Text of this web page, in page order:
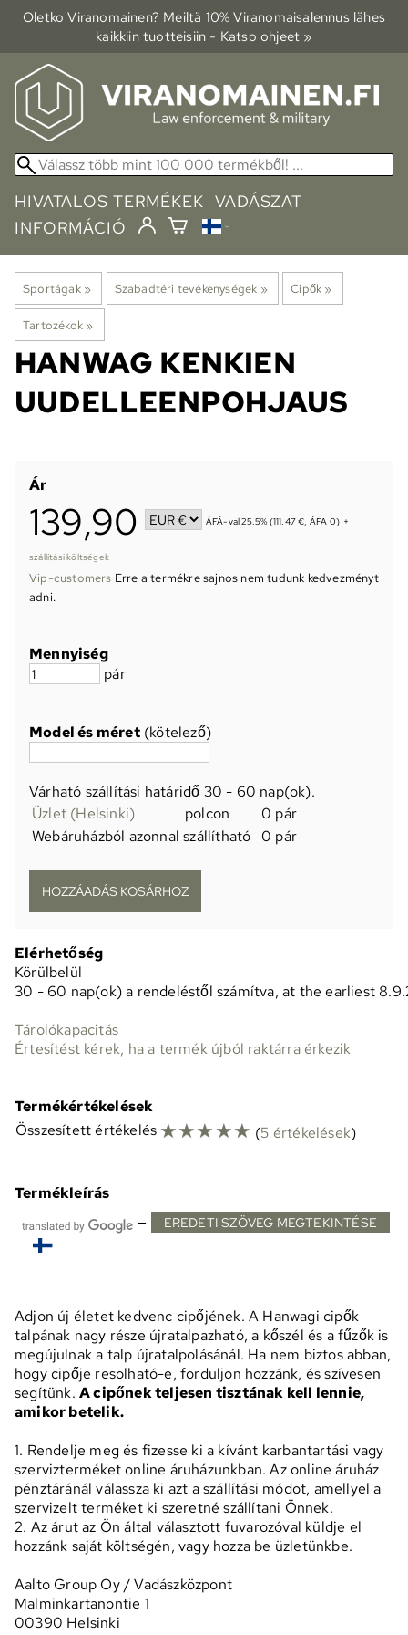
Oletko Viranomainen? Meiltä 10% Viranomais­alennus lähes
kaikkiin tuotteisiin - Katso ohjeet »
HIVATALOS TERMÉKEK VADÁSZAT
INFORMÁCIÓ
Sportágak ‪» Szabadtéri tevékenységek ‪» Cipők ‪»
Tartozékok ‪»
HANWAG KENKIEN
UUDELLEENPOHJAUS
Ár
139,90 ÁFÁ-val 25.5% (111.47 €, ÁFA 0) +
szállítási költségek
Vip-customers Erre a termékre sajnos nem tudunk kedvezményt
adni.
Mennyiség
pár
Model és méret(kötelező)
Várható szállítási határidő 30 - 60 nap(ok).
Üzlet (Helsinki)
polcon
0 pár
Webáruházból azonnal szállítható
0 pár
Elérhetőség
Körülbelül
30 - 60 nap(ok) a rendeléstől számítva, at the earliest
Tárolókapacitás
Értesítést kérek, ha a termék újból raktárra érkezik
Termékértékelések
Összesített értékelés ☆☆☆☆☆ (5 értékelések)
Termékleírás
—
EREDETI SZÖVEG MEGTEKINTÉSE
Adjon új életet kedvenc cipőjének. A Hanwagi cipők
talpának nagy része újratalpazható, a kőszél és a fűzők is
megújulnak a talp újratalpolásánál. Ha nem biztos abban,
hogy cipője resolható-e, forduljon hozzánk, és szívesen
segítünk. A cipőnek teljesen tisztának kell lennie,
amikor betelik.
1. Rendelje meg és fizesse ki a kívánt karbantartási vagy
szervizterméket online áruházunkban. Az online áruház
pénztáránál válassza ki azt a szállítási módot, amellyel a
szervizelt terméket ki szeretné szállítani Önnek.
2. Az árut az Ön által választott fuvarozóval küldje el
hozzánk saját költségén, vagy hozza be üzletünkbe.
Aalto Group Oy / Vadászközpont
Malminkartanontie 1
00390 Helsinki